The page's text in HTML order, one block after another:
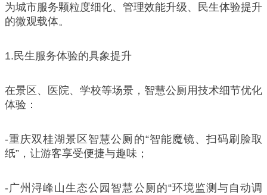
为城市服务颗粒度细化、管理效能升级、民生体验提升
的微观载体。
1.民生服务体验的具象提升
在景区、医院、学校等场景，智慧公厕用技术细节优化
体验：
-重庆双桂湖景区智慧公厕的“智能魔镜、扫码刷脸取
纸”，让游客享受便捷与趣味；
-广州浔峰山生态公园智慧公厕的“环境监测与自动调